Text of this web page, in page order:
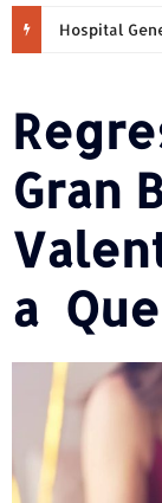
Gran
a